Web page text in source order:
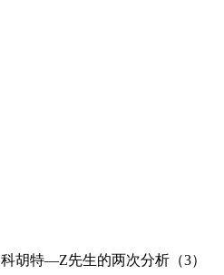
科胡特—Z先生的两次分析（3）